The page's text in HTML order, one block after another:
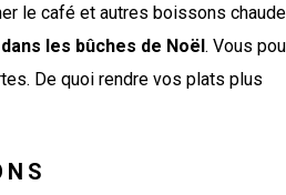
le café et autres boissons
les bûches de Noël. Vous
De quoi rendre vos plats plus